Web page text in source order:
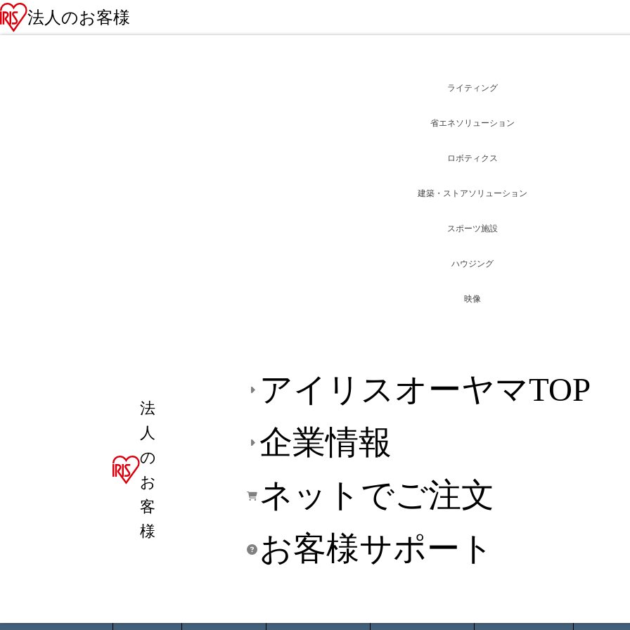
法人のお客様
法
人
の
お
客
様
アイリスオーヤマTOP
企業情報
ネットでご注文
お客様サポート
ライティング
省エネソリューション
ロボティクス
建築・ストアソリューション
スポーツ施設
ハウジング
映像